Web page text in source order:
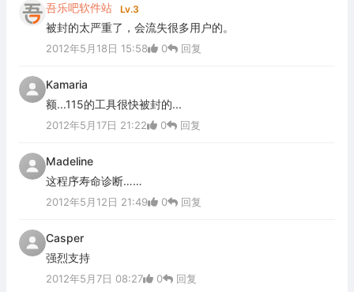
吾乐吧软件站 Lv.3
被封的太严重了，会流失很多用户的。
2012年5月18日 15:58 0 回复
Kamaria
额...115的工具很快被封的...
2012年5月17日 21:22 0 回复
Madeline
这程序寿命诊断……
2012年5月12日 21:49 0 回复
Casper
强烈支持
2012年5月7日 08:27 0 回复